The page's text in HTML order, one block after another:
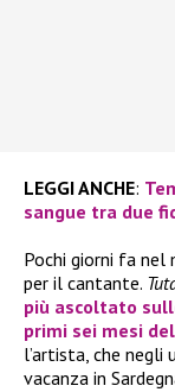
LEGGI ANCHE:
sangue tra due
Pochi giorni fa nel
per il cantante.
più ascoltato
primi sei mesi
l’artista, che negli
vacanza in